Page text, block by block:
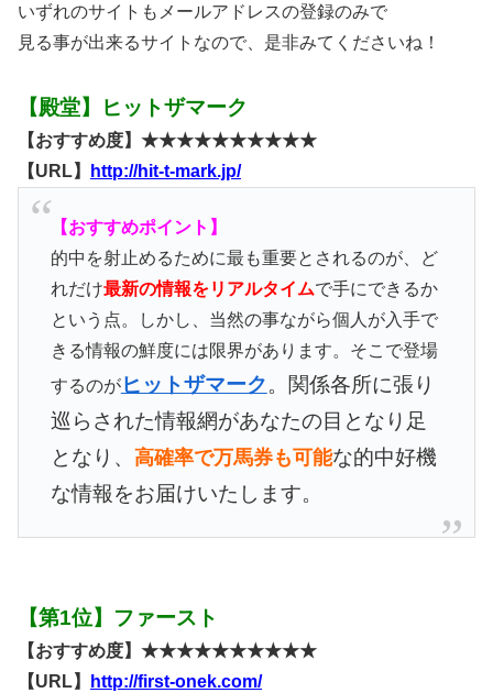
いずれのサイトもメールアドレスの登録のみで
見る事が出来るサイトなので、是非みてくださいね！
【殿堂】ヒットザマーク
【おすすめ度】★★★★★★★★★★
【URL】
http://hit-t-mark.jp/
【おすすめポイント】
的中を射止めるために最も重要とされるのが、ど
れだけ最新の情報をリアルタイムで手にできるか
という点。しかし、当然の事ながら個人が入手で
きる情報の鮮度には限界があります。そこで登場
するのがヒットザマーク。関係各所に張り
巡らされた情報網があなたの目となり足
となり、 高確率で万馬券も可能な的中好機
な情報をお届けいたします。
【第1位】ファースト
【おすすめ度】★★★★★★★★★★
【URL】
http://first-onek.com/